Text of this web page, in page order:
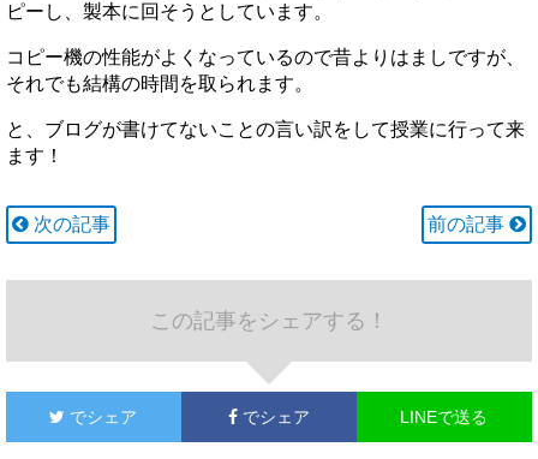
ピーし、製本に回そうとしています。
コピー機の性能がよくなっているので昔よりはましですが、
それでも結構の時間を取られます。
と、ブログが書けてないことの言い訳をして授業に行って来
ます！
次の記事 前の記事
この記事をシェアする！
でシェア でシェア LINEで送る